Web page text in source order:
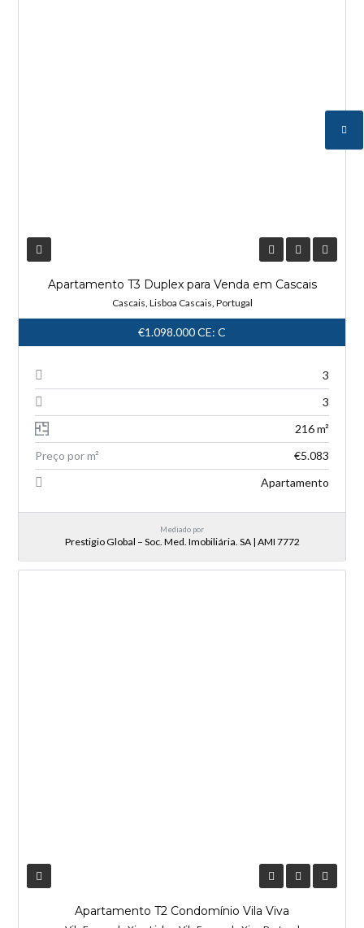
Apartamento T3 Duplex para Venda em Cascais
Cascais, Lisboa Cascais, Portugal
€1.098.000CE: C
3
3
216 m²
Preço por m²
€5.083
Apartamento
Mediado por
Prestigio Global – Soc. Med. Imobiliária. SA | AMI 7772
Apartamento T2 Condomínio Vila Viva